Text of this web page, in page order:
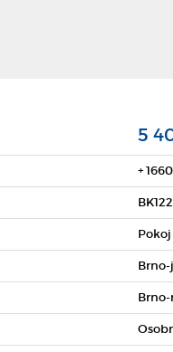
5
+
Pokoj